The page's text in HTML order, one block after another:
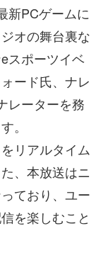
新PCゲームに
オの舞台裏な
スポーツイベ
ード氏、ナレ
レーターを務
。
リアルタイム
、本放送はニ
ており、ユー
を楽しむこと